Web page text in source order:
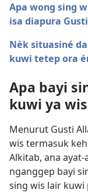
Apa wong sing
isa diapura
Nèk situasiné
kuwi tetep ora
Apa bayi
kuwi ya
Menurut Gusti
wis termasuk
Alkitab, ana
nganggep bayi
sing wis lair kuwi